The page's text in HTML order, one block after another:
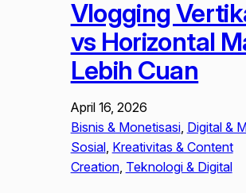
Vlogging
vs Horizontal
Lebih Cuan
April 16, 2026
Bisnis & Monetisasi, Digital &
Sosial, Kreativitas & Content
Creation, Teknologi & Digital